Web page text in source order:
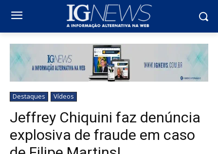
Destaques Vídeos
Jeffrey Chiquini faz denúncia
explosiva de fraude em caso